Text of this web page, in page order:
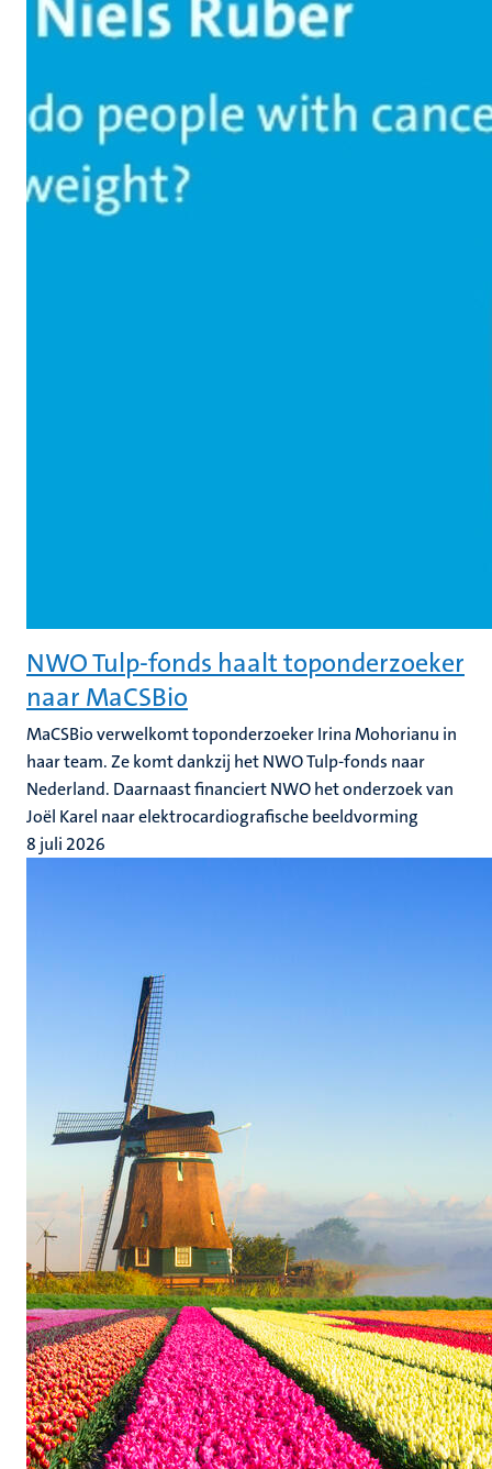
NWO Tulp-fonds haalt toponderzoeker
naar MaCSBio
MaCSBio verwelkomt toponderzoeker Irina Mohorianu in
haar team. Ze komt dankzij het NWO Tulp-fonds naar
Nederland. Daarnaast financiert NWO het onderzoek van
Joël Karel naar elektrocardiografische beeldvorming
8 juli 2026